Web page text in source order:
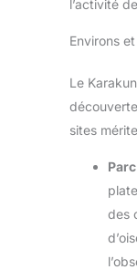
l’activité
Environs
Le
sites
des